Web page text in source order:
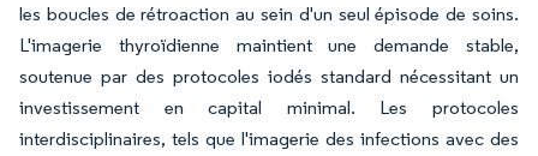
les boucles de rétroaction au sein d'un seul épisode de soins.
L'imagerie thyroïdienne maintient une demande stable,
soutenue par des protocoles iodés standard nécessitant un
investissement en capital minimal. Les protocoles
interdisciplinaires, tels que l'imagerie des infections avec des